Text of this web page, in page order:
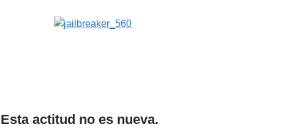
Esta actitud no es nueva.